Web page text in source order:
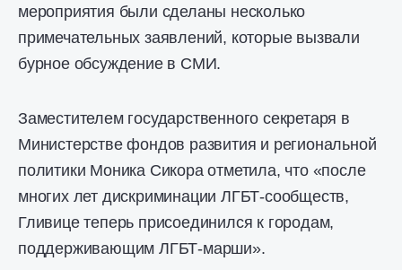
мероприятия были сделаны несколько
примечательных заявлений, которые вызвали
бурное обсуждение в СМИ.
Заместителем государственного секретаря в
Министерстве фондов развития и региональной
политики Моника Сикора отметила, что «после
многих лет дискриминации ЛГБТ-сообществ,
Гливице теперь присоединился к городам,
поддерживающим ЛГБТ-марши».